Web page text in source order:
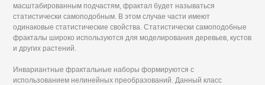
масштабированным подчастям, фрактал будет называться
статистически самоподобным. В этом случае части имеют
одинаковые статистические свойства. Статистически самоподобные
фракталы широко используются для моделирования деревьев, кустов
и других растений.
Инвариантные фрактальные наборы формируются с
использованием нелинейных преобразований. Данный класс